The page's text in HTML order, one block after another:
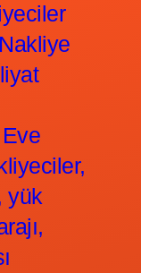
yük